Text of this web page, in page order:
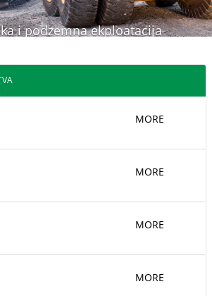
i podzemna ekploatacija
nema vijesti za prikaz.
MORE
MORE
MORE
MORE